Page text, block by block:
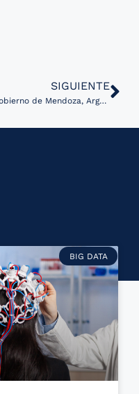
SIGUIENTE
Gobierno de Mendoza, Argentina inicia plan de digitalización en el sector salud
BIG DATA